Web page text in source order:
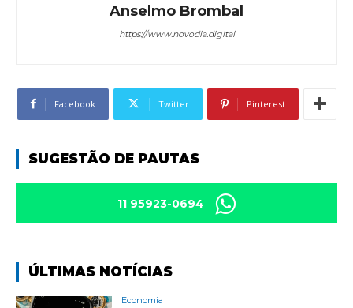
Anselmo Brombal
https://www.novodia.digital
Facebook Twitter Pinterest
SUGESTÃO DE PAUTAS
11 95923-0694
ÚLTIMAS NOTÍCIAS
Economia